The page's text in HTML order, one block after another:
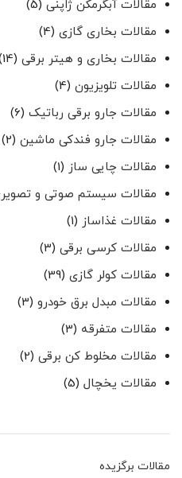
مقالات آبگرمکن ژاپنی (5)
مقالات بخاری گازی (4)
مقالات بخاری و هیتر برقی (14)
مقالات تلویزیون (4)
مقالات جارو برقی رباتیک (6)
مقالات جارو فندکی ماشین (2)
مقالات چایی ساز (1)
مقالات سیستم صوتی و
مقالات غذاساز (1)
مقالات کرسی برقی (3)
مقالات کولر گازی (39)
مقالات مبدل برق خودرو (3)
مقالات متفرقه (3)
مقالات مخلوط کن برقی (2)
مقالات یخچال (5)
مقالات برگزیده